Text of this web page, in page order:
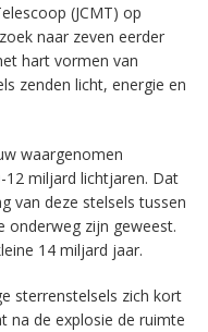
(JCMT) op
naar zeven eerder
hart vormen van
zenden licht, energie en
waargenomen
12 miljard lichtjaren. Dat
van deze stelsels tussen
onderweg zijn geweest.
14 miljard jaar.
sterrenstelsels zich kort
na de explosie de ruimte